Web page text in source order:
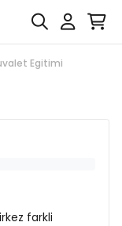
Egitimi
farkli